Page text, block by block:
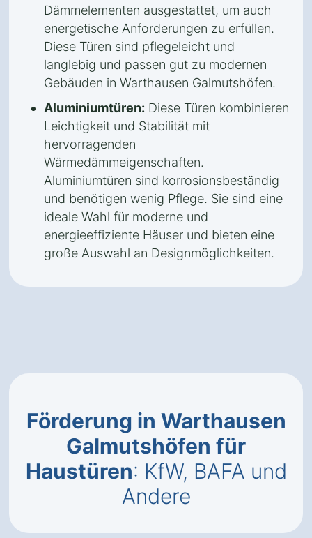
Dämmelementen ausgestattet, um auch
energetische Anforderungen zu erfüllen.
Diese Türen sind pflegeleicht und
langlebig und passen gut zu modernen
Gebäuden in Warthausen Galmutshöfen.
Aluminiumtüren: Diese Türen kombinieren
Leichtigkeit und Stabilität mit
hervorragenden
Wärmedämmeigenschaften.
Aluminiumtüren sind korrosionsbeständig
und benötigen wenig Pflege. Sie sind eine
ideale Wahl für moderne und
energieeffiziente Häuser und bieten eine
große Auswahl an Designmöglichkeiten.
Förderung in Warthausen
Galmutshöfen für
Haustüren: KfW, BAFA und
Andere